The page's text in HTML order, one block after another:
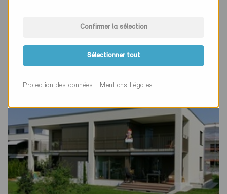
Nouvelle construction, Habitat collectif
Confirmer la sélection
Sélectionner tout
Protection des données Mentions Légales